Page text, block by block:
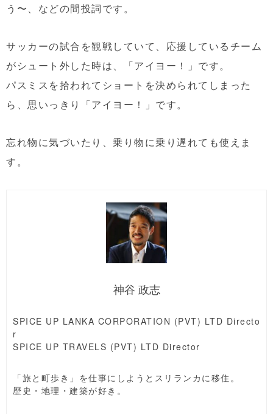
う〜、などの間投詞です。
サッカーの試合を観戦していて、応援しているチーム
がシュート外した時は、「アイヨー！」です。
パスミスを拾われてショートを決められてしまった
ら、思いっきり「アイヨー！」です。
忘れ物に気づいたり、乗り物に乗り遅れても使えま
す。
神谷 政志
SPICE UP LANKA CORPORATION (PVT) LTD Directo
r
SPICE UP TRAVELS (PVT) LTD Director
「旅と町歩き」を仕事にしようとスリランカに移住。
歴史・地理・建築が好き。